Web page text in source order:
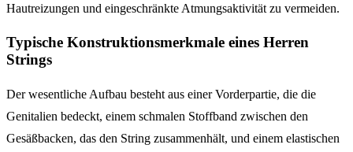
Hautreizungen und eingeschränkte Atmungsaktivität zu vermeiden.
Typische Konstruktionsmerkmale eines Herren
Strings
Der wesentliche Aufbau besteht aus einer Vorderpartie, die die
Genitalien bedeckt, einem schmalen Stoffband zwischen den
Gesäßbacken, das den String zusammenhält, und einem elastischen